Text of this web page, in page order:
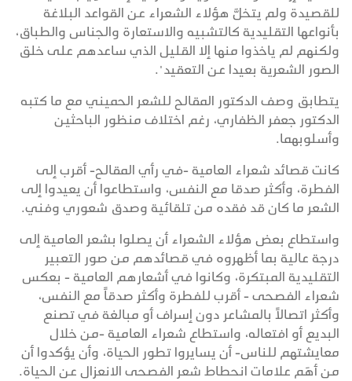
للقصيدة ولم يتخلَّ هؤلاء الشعراء عن القواعد البلاغة
بأنواعها التقليدية كالتشبيه والاستعارة والجناس والطباق،
ولكنهم لم ياخذوا منها إلا القليل الذي ساعدهم على خلق
الصور الشعرية بعيدا عن التعقيد".
يتطابق وصف الدكتور المقالح للشعر الحميني مع ما كتبه
الدكتور جعفر الظفاري، رغم اختلاف منظور الباحثين
وأسلوبهما.
كانت قصائد شعراء العامية -في رأي المقالح- أقرب إلى
الفطرة، وأكثر صدقا مع النفس، واستطاعوا أن يعيدوا إلى
الشعر ما كان قد فقده من تلقائية وصدق شعوري وفني.
واستطاع بعض هؤلاء الشعراء أن يصلوا بشعر العامية إلى
درجة عالية بما أظهروه في قصائدهم من صور التعبير
التقليدية المبتكرة، وكانوا في أشعارهم العامية - بعكس
شعراء الفصحى - أقرب للفطرة وأكثر صدقاً مع النفس،
وأكثر اتصالاً بالمشاعر دون إسراف أو مبالغة في تصنع
البديع أو افتعاله، واستطاع شعراء العامية -من خلال
معايشتهم للناس- أن يسايروا تطور الحياة، وأن يؤكدوا أن
من أهَم علامات انحطاط شعر الفصحى الانعزال عن الحياة.